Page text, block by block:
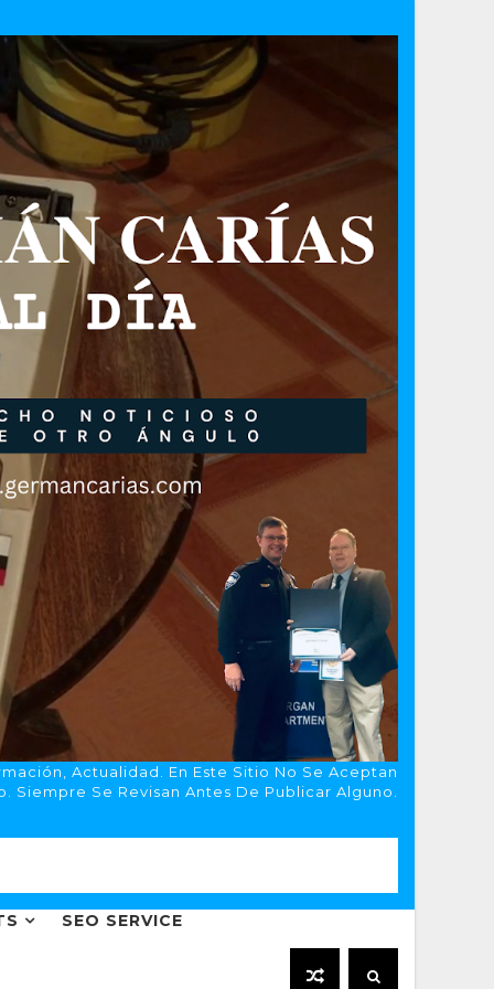
Actualidad. En Este Sitio No Se Aceptan
Siempre Se Revisan Antes De Publicar Alguno.
SEO SERVICE